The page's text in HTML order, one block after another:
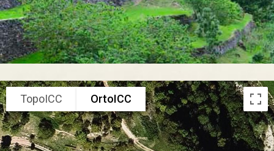
TopoICC OrtoICC